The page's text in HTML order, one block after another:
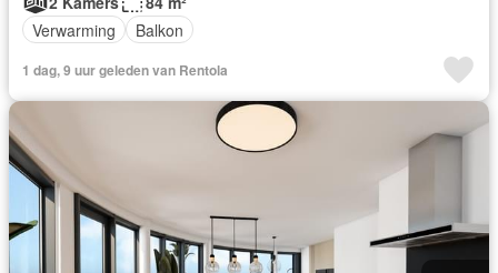
Verwarming
Balkon
1 dag, 9 uur geleden van Rentola